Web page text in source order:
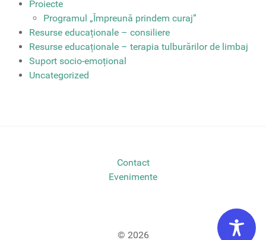
Proiecte
Programul „Împreună prindem curaj”
Resurse educaționale – consiliere
Resurse educaționale – terapia tulburărilor de limbaj
Suport socio-emoțional
Uncategorized
Contact
Evenimente
© 2026